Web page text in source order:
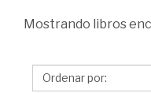
Palá
Reyes
Mostrando libros